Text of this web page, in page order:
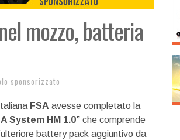
mozzo, batteria
sponsorizzato
FSA avesse completato la
System HM 1.0” che comprende
battery pack aggiuntivo da